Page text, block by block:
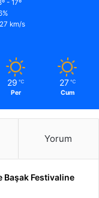
- 17º
km/s
29 ℃
Per
27 ℃
Cum
Yorum
Başak Festivaline